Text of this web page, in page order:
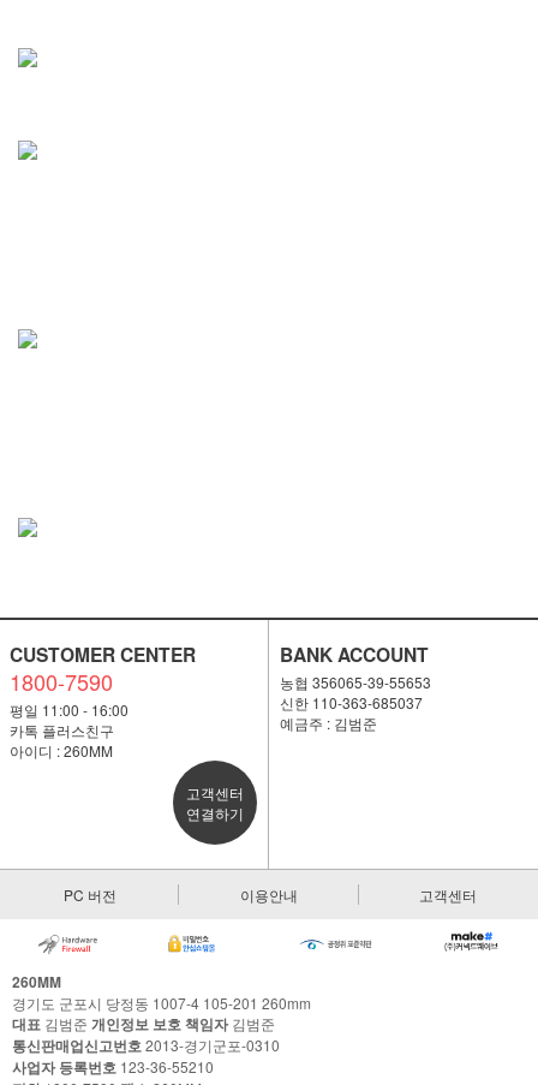
CUSTOMER CENTER
1800-7590
평일 11:00 - 16:00
카톡 플러스친구
아이디 : 260MM
고객센터
연결하기
BANK ACCOUNT
농협 356065-39-55653
신한 110-363-685037
예금주 : 김범준
PC 버전 이용안내 고객센터
260MM
경기도 군포시 당정동 1007-4 105-201 260mm
대표 김범준 개인정보 보호 책임자김범준
통신판매업신고번호2013-경기군포-0310
사업자 등록번호 123-36-55210